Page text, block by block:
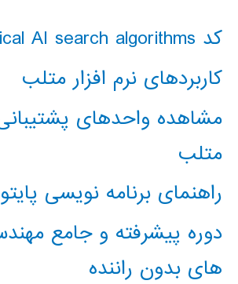
کد classical AI search algorithms
کاربردهای نرم افزار متلب
مشاهده واحدهای
متلب
راهنمای برنامه نویسی
دوره پیشرفته و جامع
های بدون راننده